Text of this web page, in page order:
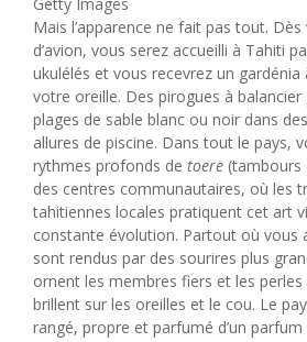
Mais l’apparence ne fait pas tout.
d’avion, vous serez accueilli à Tahiti
ukulélés et vous recevrez un gardénia
votre oreille. Des pirogues à balancier
plages de sable blanc ou noir dans
allures de piscine. Dans tout le pays,
rythmes profonds de toere (tambours
des centres communautaires, où les
tahitiennes locales pratiquent cet art
constante évolution. Partout où vous
sont rendus par des sourires plus
ornent les membres fiers et les
brillent sur les oreilles et le cou. Le
rangé, propre et parfumé d’un parfum